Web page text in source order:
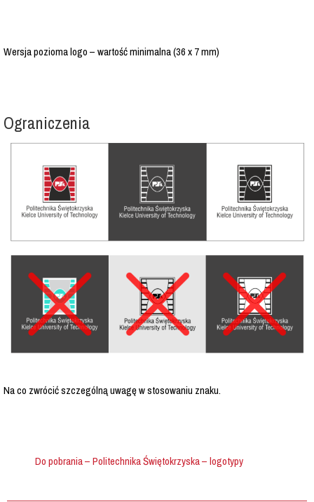
Wersja pozioma logo – wartość minimalna (36 x 7 mm)
Ograniczenia
Na co zwrócić szczególną uwagę w stosowaniu znaku.
Do pobrania – Politechnika Świętokrzyska – logotypy